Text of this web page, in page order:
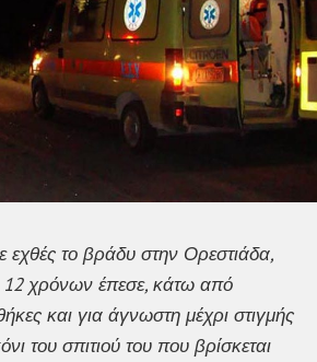
το βράδυ στην Ορεστιάδα,
12 χρόνων έπεσε, κάτω από
και για άγνωστη μέχρι στιγμής
του σπιτιού του που βρίσκεται